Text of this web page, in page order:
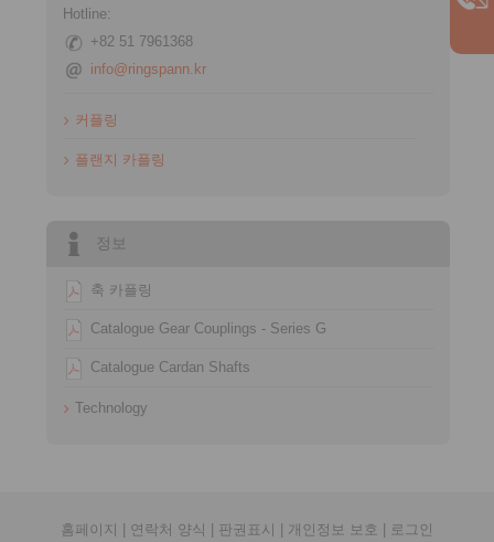
Hotline:
+82 51 7961368
info@ringspann.kr
커플링
플랜지 카플링
정보
축 카플링
Catalogue Gear Couplings - Series G
Catalogue Cardan Shafts
Technology
홈페이지 연락처 양식 판권표시 개인정보 보호 로그인